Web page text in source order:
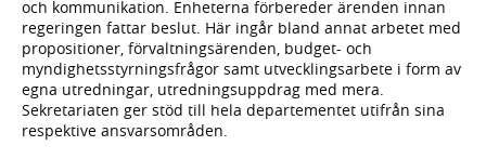
och kommunikation. Enheterna förbereder ärenden innan
regeringen fattar beslut. Här ingår bland annat arbetet med
propositioner, förvaltningsärenden, budget- och
myndighetsstyrningsfrågor samt utvecklingsarbete i form av
egna utredningar, utredningsuppdrag med mera.
Sekretariaten ger stöd till hela departementet utifrån sina
respektive ansvarsområden.